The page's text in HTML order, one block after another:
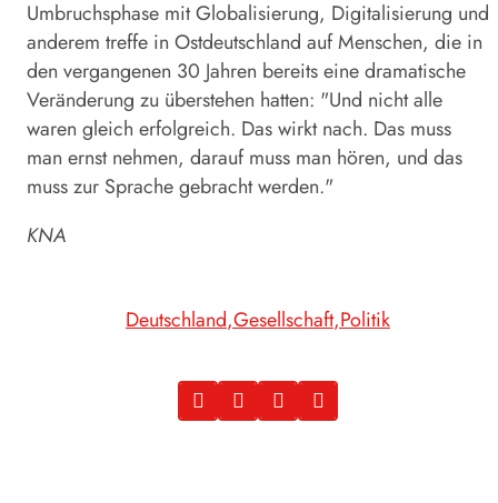
Umbruchsphase mit Globalisierung, Digitalisierung und
anderem treffe in Ostdeutschland auf Menschen, die in
den vergangenen 30 Jahren bereits eine dramatische
Veränderung zu überstehen hatten: "Und nicht alle
waren gleich erfolgreich. Das wirkt nach. Das muss
man ernst nehmen, darauf muss man hören, und das
muss zur Sprache gebracht werden."
KNA
Deutschland Gesellschaft Politik